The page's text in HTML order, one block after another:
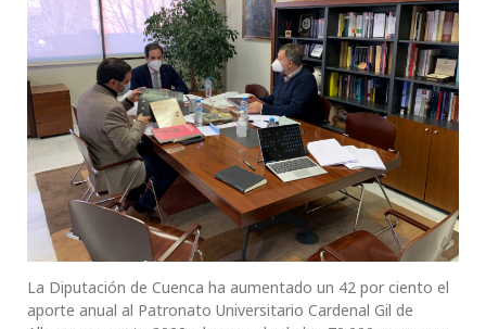
La Diputación de Cuenca ha aumentado un 42 por ciento el
aporte anual al Patronato Universitario Cardenal Gil de